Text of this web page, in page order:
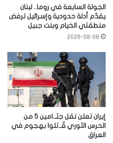
الجولة السابعة في روما.. لبنان
يقدّم أدلة حدودية وإسرائيل ترفض
منطقتي الخيام وبنت جبيل
2026-08-06
إيران تعلن نقل جثـ.امين 5 من
الحرس الثوري قُـ.تلوا بهجوم في
العراق